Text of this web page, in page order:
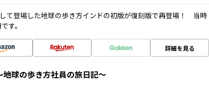
て登場した地球の歩き方インドの初版が復刻版で再登場！ 当時
す。
詳細を見る
球の歩き方社員の旅日記～